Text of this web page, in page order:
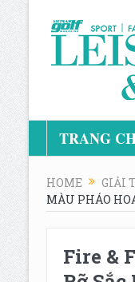
TRANG
HOME GIẢI
MÀU PHÁO
Fire &